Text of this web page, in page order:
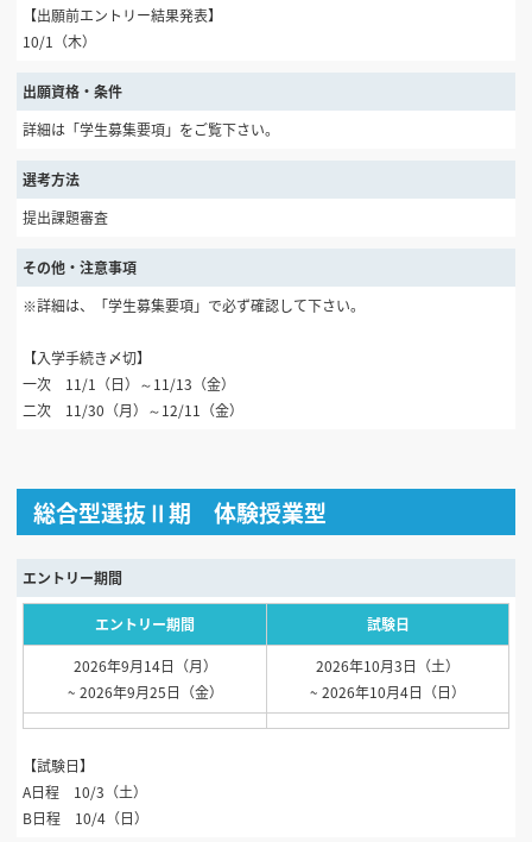
【出願前エントリー結果発表】
10/1（木）
出願資格・条件
詳細は「学生募集要項」をご覧下さい。
選考方法
提出課題審査
その他・注意事項
※詳細は、「学生募集要項」で必ず確認して下さい。
【入学手続き〆切】
一次 11/1（日）～11/13（金）
二次 11/30（月）～12/11（金）
総合型選抜Ⅱ期 体験授業型
エントリー期間
エントリー期間 試験日
2026年9月14日（月）
~ 2026年9月25日（金）
2026年10月3日（土）
~ 2026年10月4日（日）
【試験日】
A日程 10/3（土）
B日程 10/4（日）